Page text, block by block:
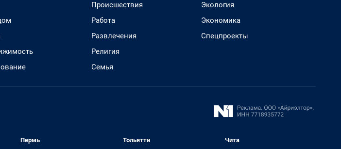
Происшествия
Работа
Развлечения
Религия
Семья
Экология
Экономика
Спецпроекты
Пермь
Тольятти
Чита